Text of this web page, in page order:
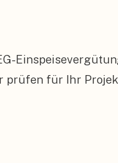
für Ihr